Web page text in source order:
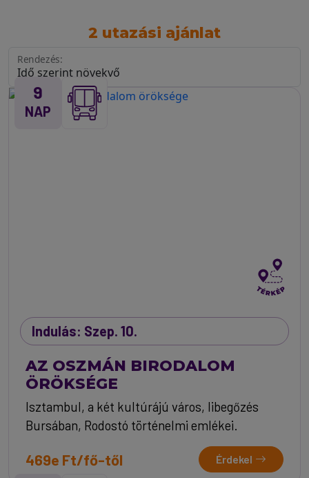
2 utazási ajánlat
Rendezés:
9
NAP
Indulás: Szep. 10.
AZ OSZMÁN BIRODALOM
ÖRÖKSÉGE
Isztambul, a két kultúrájú város, libegőzés
Bursában, Rodostó történelmi emlékei.
469e Ft/fő-től Érdekel